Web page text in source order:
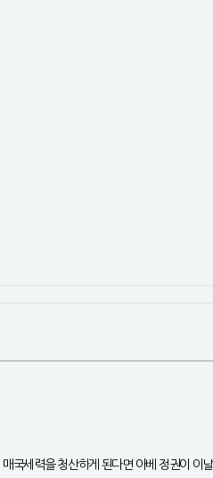
국세력을 청산하게 된다면 아베 정권이 이